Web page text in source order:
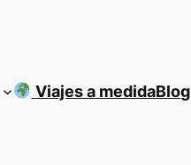
Viajes a medidaBlog